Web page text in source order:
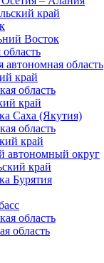
край
Восток
автономная область
край
область
край
Саха (Якутия)
область
край
автономный округ
край
Бурятия
область
область